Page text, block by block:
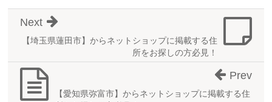
【埼玉県蓮田市】からネットショップに掲載する住
所をお探しの方必見！
Next
【愛知県弥富市】からネットショップに掲載する住
Prev